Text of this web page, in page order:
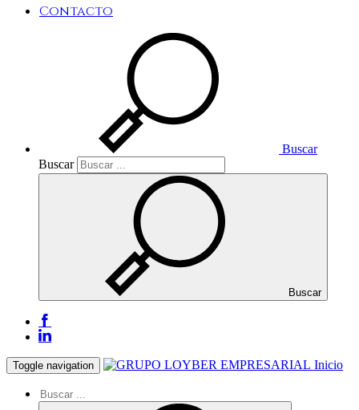
Contacto
Buscar
Buscar
Buscar
Toggle navigation Inicio